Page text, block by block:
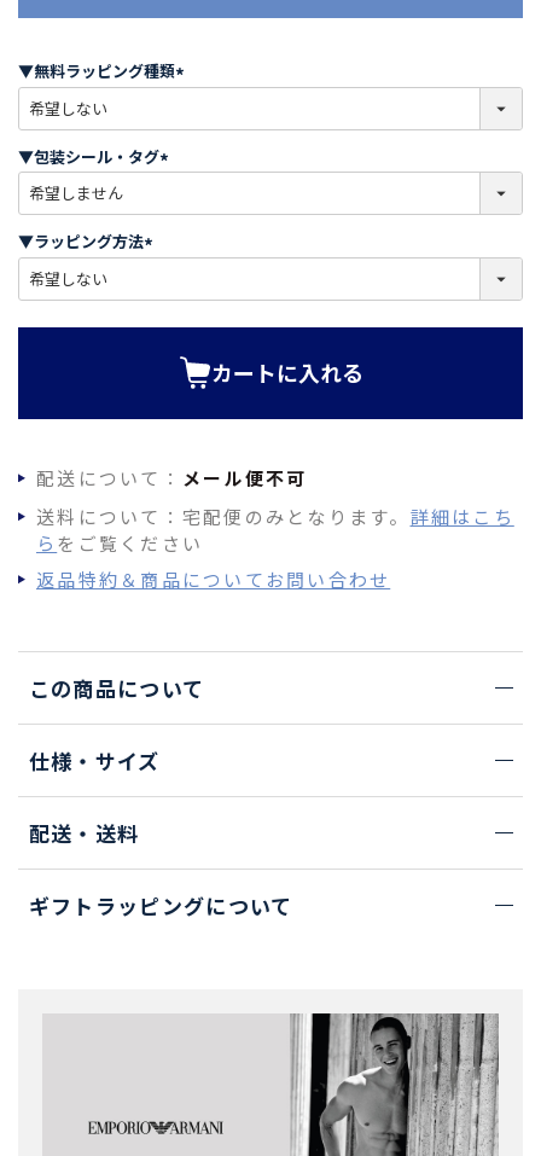
▼無料ラッピング種類
必
)
▼包装シール・タグ
必
)
▼ラッピング方法
必
カートに入れる
配送について： メール便不可
送料について：宅配便のみとなります。 詳細はこち
ら をご覧ください
返品特約＆商品についてお問い合わせ
この商品について
仕様・サイズ
配送・送料
ギフトラッピングについて